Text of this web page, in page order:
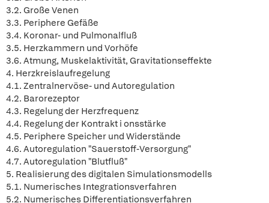
3.2. Große Venen
3.3. Periphere Gefäße
3.4. Koronar- und Pulmonalfluß
3.5. Herzkammern und Vorhöfe
3.6. Atmung, Muskelaktivität, Gravitationseffekte
4. Herzkreislaufregelung
4.1. Zentralnervöse- und Autoregulation
4.2. Barorezeptor
4.3. Regelung der Herzfrequenz
4.4. Regelung der Kontrakt i onsstärke
4.5. Periphere Speicher und Widerstände
4.6. Autoregulation "Sauerstoff-Versorgung"
4.7. Autoregulation "Blutfluß"
5. Realisierung des digitalen Simulationsmodells
5.1. Numerisches Integrationsverfahren
5.2. Numerisches Differentiationsverfahren